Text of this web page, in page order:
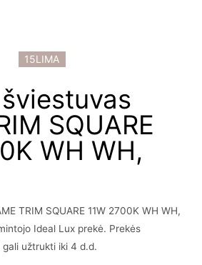
15LIMA
SQUARE
WH WH,
TRIM SQUARE 11W 2700K WH WH,
Ideal Lux prekė. Prekės
užtrukti iki 4 d.d.